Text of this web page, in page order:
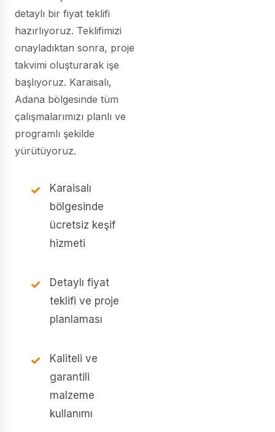
detaylı bir fiyat teklifi
hazırlıyoruz. Teklifimizi
onayladıktan sonra, proje
takvimi oluşturarak işe
başlıyoruz. Karaisalı,
Adana bölgesinde tüm
çalışmalarımızı planlı ve
programlı şekilde
yürütüyoruz.
Karaisalı
bölgesinde
ücretsiz keşif
hizmeti
Detaylı fiyat
teklifi ve proje
planlaması
Kaliteli ve
garantili
malzeme
kullanımı